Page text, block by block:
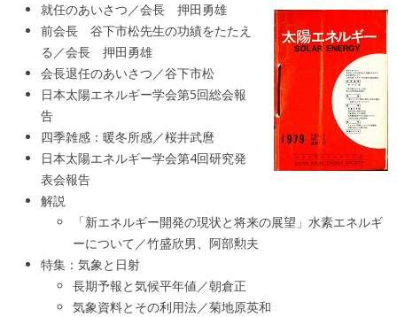
就任のあいさつ／会長 押田勇雄
前会長 谷下市松先生の功績をたたえ
る／会長 押田勇雄
会長退任のあいさつ／谷下市松
日本太陽エネルギー学会第5回総会報
告
四季雑感：暖冬所感／桜井武麿
日本太陽エネルギー学会第4回研究発
表会報告
解説
「新エネルギー開発の現状と将来の展望」水素エネルギ
ーについて／竹盛欣男、阿部勲夫
特集：気象と日射
長期予報と気候平年値／朝倉正
気象資料とその利用法／菊地原英和